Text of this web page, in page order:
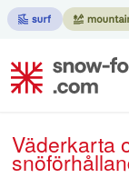
Väderkarta och